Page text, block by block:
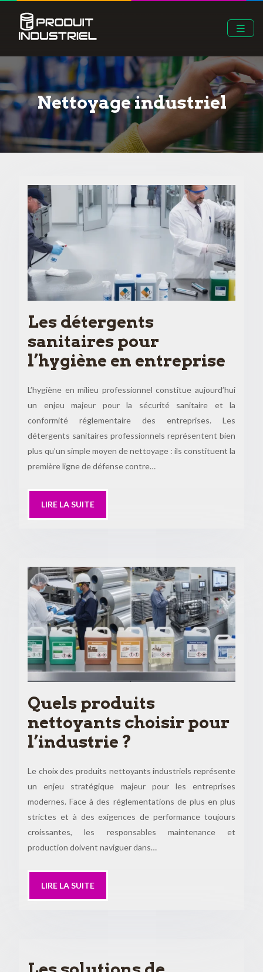
Nettoyage industriel
Les détergents
sanitaires pour
l’hygiène en entreprise
L’hygiène en milieu professionnel constitue aujourd’hui
un enjeu majeur pour la sécurité sanitaire et la
conformité réglementaire des entreprises. Les
détergents sanitaires professionnels représentent bien
plus qu’un simple moyen de nettoyage : ils constituent la
première ligne de défense contre…
LIRE LA SUITE
Quels produits
nettoyants choisir pour
l’industrie ?
Le choix des produits nettoyants industriels représente
un enjeu stratégique majeur pour les entreprises
modernes. Face à des réglementations de plus en plus
strictes et à des exigences de performance toujours
croissantes, les responsables maintenance et
production doivent naviguer dans…
LIRE LA SUITE